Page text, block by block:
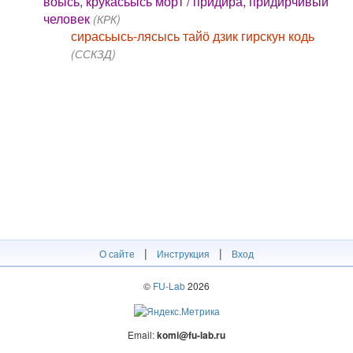
человек (КРК)
сирасьысь-лясысь тайӧ дзик гирскун кодь
(ССКЗД)
О сайте | Инструкция | Вход
© FU-Lab2026
Email:komi@fu-lab.ru